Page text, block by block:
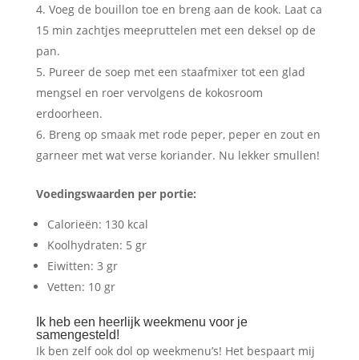
Voeg de bouillon toe en breng aan de kook. Laat ca
15 min zachtjes meepruttelen met een deksel op de
pan.
Pureer de soep met een staafmixer tot een glad
mengsel en roer vervolgens de kokosroom
erdoorheen.
Breng op smaak met rode peper, peper en zout en
garneer met wat verse koriander. Nu lekker smullen!
Voedingswaarden per portie:
Calorieën: 130 kcal
Koolhydraten: 5 gr
Eiwitten: 3 gr
Vetten: 10 gr
Ik heb een heerlijk weekmenu voor je
samengesteld!
Ik ben zelf ook dol op weekmenu’s! Het bespaart mij